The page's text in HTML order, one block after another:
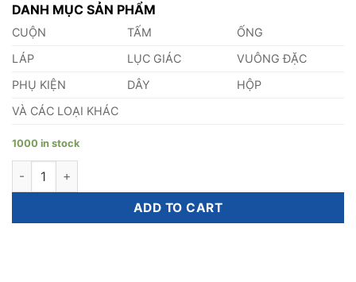
DANH MỤC SẢN PHẨM
CUỘN TẤM
ỐNG
LÁP
LỤC GIÁC
VUÔNG ĐẶC
PHỤ KIỆN
DÂY
HỘP
VÀ CÁC LOẠI KHÁC
1000 in stock
Bạc Trượt Tự Bôi Trơn quantity
ADD TO CART